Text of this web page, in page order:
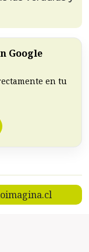
Google
en tu